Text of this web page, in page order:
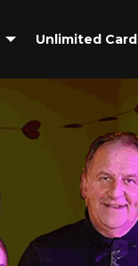
Unlimited Card